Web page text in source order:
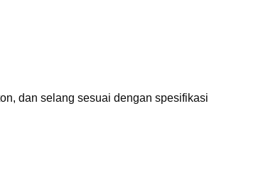
dan selang sesuai dengan spesifikasi